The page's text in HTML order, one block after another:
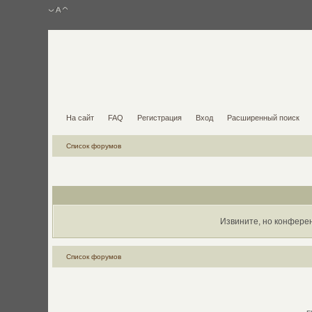
На сайт FAQ Регистрация Вход Расширенный поиск
Список форумов
Извините, но
Список форумов